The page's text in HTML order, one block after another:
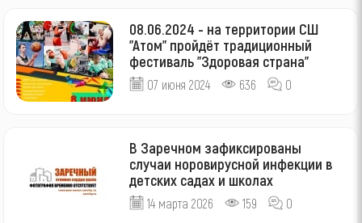
08.06.2024 - на территории СШ
"Атом" пройдёт традиционный
фестиваль "Здоровая страна"
07 июня 2024 636 0
В Заречном зафиксированы
случаи норовирусной инфекции в
детских садах и школах
14 марта 2026 159 0